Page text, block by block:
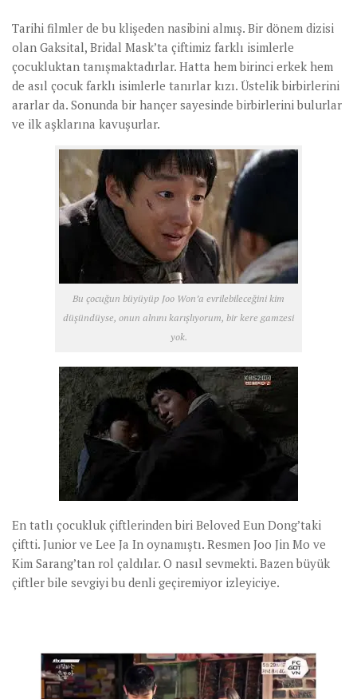
Tarihi filmler de bu klişeden nasibini almış. Bir dönem dizisi
olan Gaksital, Bridal Mask’ta çiftimiz farklı isimlerle
çocukluktan tanışmaktadırlar. Hatta hem birinci erkek hem
de asıl çocuk farklı isimlerle tanırlar kızı. Üstelik birbirlerini
ararlar da. Sonunda bir hançer sayesinde birbirlerini bulurlar
ve ilk aşklarına kavuşurlar.
Bu çocuğun büyüyüp Joo Won’a evrilebileceğini kim
düşündüyse, onun alnını karışlıyorum, bir kere gamzesi
yok.
En tatlı çocukluk çiftlerinden biri Beloved Eun Dong’taki
çiftti. Junior ve Lee Ja In oynamıştı. Resmen Joo Jin Mo ve
Kim Sarang’tan rol çaldılar. O nasıl sevmekti. Bazen büyük
çiftler bile sevgiyi bu denli geçiremiyor izleyiciye.